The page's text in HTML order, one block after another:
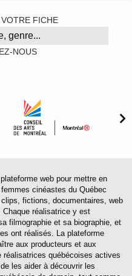
FICHE
NOUS
web pour mettre en
cinéastes du Québec
fictions, documentaires, web
réalisatrice y est
filmographie et sa biographie, et
ont réalisés. La plateforme
aux producteurs et aux
québécoises actives
les aider à découvrir les